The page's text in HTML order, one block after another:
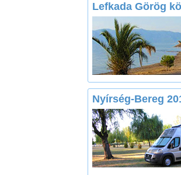
Lefkada Görög
Nyírség-Bereg